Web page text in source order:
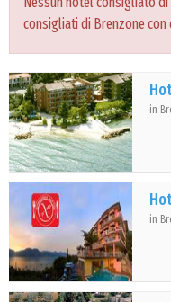
consigliati di Brenzone con
in
in